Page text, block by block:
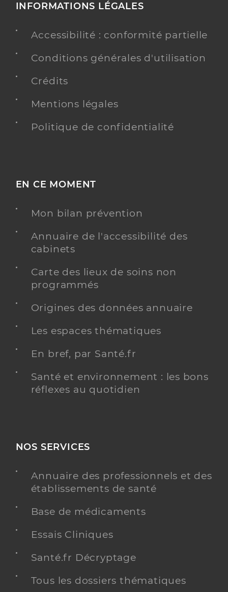
INFORMATIONS LÉGALES
Accessibilité : conformité partielle
Conditions générales d'utilisation
Crédits
Mentions légales
Politique de confidentialité
EN CE MOMENT
Mon bilan prévention
Annuaire de l'accessibilité des
cabinets
Carte des lieux de soins non
programmés
Origines des données annuaire
Les espaces thématiques
En bref, par Santé.fr
Santé et environnement : les bons
réflexes au quotidien
NOS SERVICES
Annuaire des professionnels et des
établissements de santé
Base de médicaments
Essais Cliniques
Santé.fr Décryptage
Tous les dossiers thématiques